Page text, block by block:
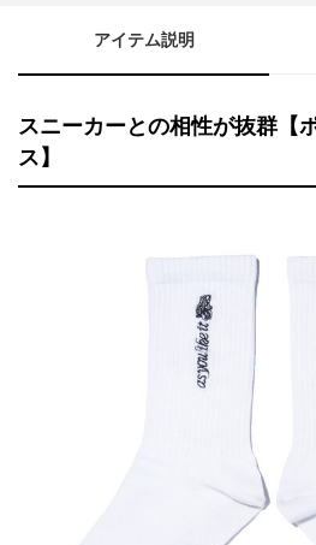
アイテム説明
スニーカーとの相性が抜群【
ス】